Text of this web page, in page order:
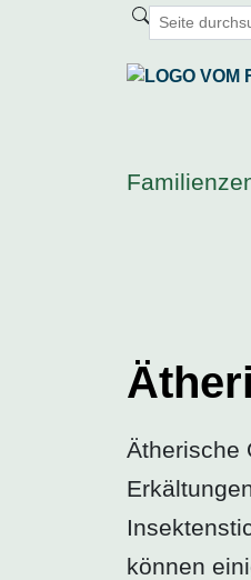
Ätherische
können